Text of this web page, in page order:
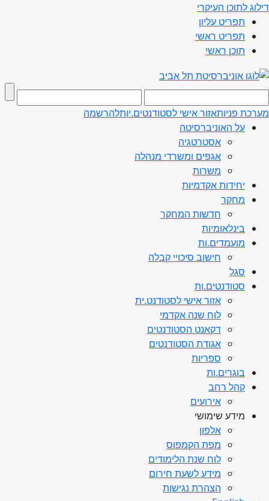
דילוג לתוכן העיקרי
תפריט עליון
תפריט ראשי
תוכן ראשי
מערכת פניותאזור אישי לסטודנטים.יותלהרשמה
על האוניברסיטה
אסטרטגיה
אגפים ומשרדי מנהלה
משרות
יחידות אקדמיות
מחקר
חדשות המחקר
בינלאומיות
מועמדים.ות
חישוב סיכויי קבלה
סגל
סטודנטים.ות
אזור אישי לסטודנט.ית
לוח שנה אקדמי
דקאנט הסטודנטים
אגודת הסטודנטים
ספריות
בוגרים.ות
קהל רחב
אירועים
מידע שימושי
אלפון
מפת הקמפוס
לוח שנת הלימודים
מידע לשעת חירום
הצהרת נגישות